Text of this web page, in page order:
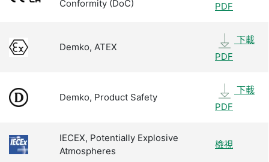
Conformity (DoC)
PDF
Demko, ATEX
下載
PDF
Demko, Product Safety
下載
PDF
IECEX, Potentially Explosive
Atmospheres
檢視